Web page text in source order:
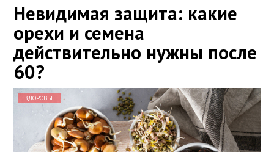
Невидимая защита: какие
орехи и семена
действительно нужны после
60?
ЗДОРОВЬЕ